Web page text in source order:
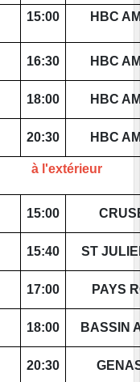
15:00 HBC
16:30 HBC
18:00 HBC
20:30 HBC
à l'extérieur
15:00
15:40 ST
17:00 PAYS
18:00 BASSIN
20:30